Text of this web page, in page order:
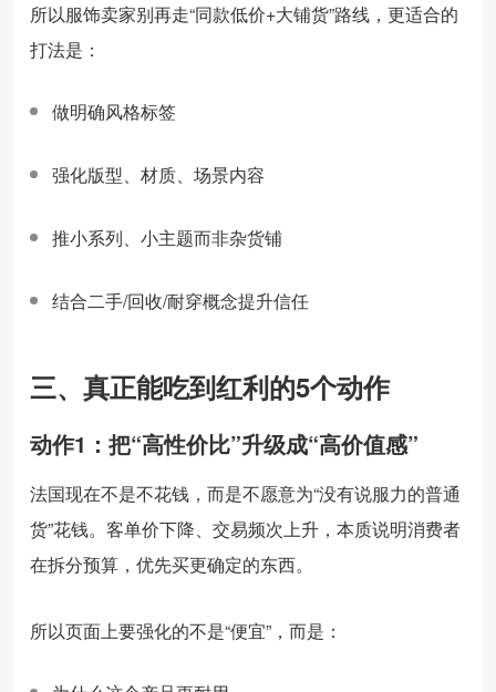
所以服饰卖家别再走“同款低价+大铺货”路线，更适合的
打法是：
做明确风格标签
强化版型、材质、场景内容
推小系列、小主题而非杂货铺
结合二手/回收/耐穿概念提升信任
三、真正能吃到红利的5个动作
动作1：把“高性价比”升级成“高价值感”
法国现在不是不花钱，而是不愿意为“没有说服力的普通
货”花钱。客单价下降、交易频次上升，本质说明消费者
在拆分预算，优先买更确定的东西。
所以页面上要强化的不是“便宜”，而是：